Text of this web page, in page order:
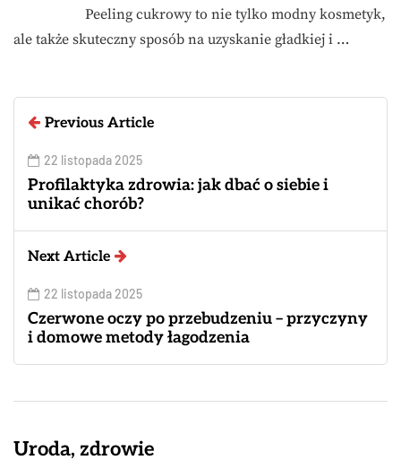
Peeling cukrowy to nie tylko modny kosmetyk,
ale także skuteczny sposób na uzyskanie gładkiej i …
Previous Article
22 listopada 2025
Profilaktyka zdrowia: jak dbać o siebie i
unikać chorób?
Next Article
22 listopada 2025
Czerwone oczy po przebudzeniu – przyczyny
i domowe metody łagodzenia
Uroda, zdrowie